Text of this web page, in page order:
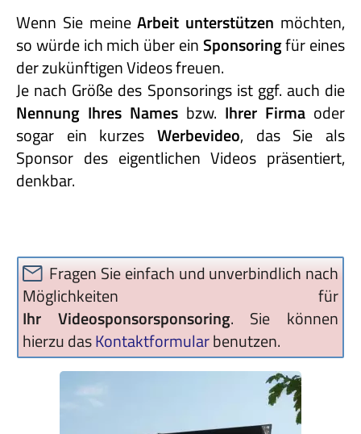
Wenn Sie meineArbeit unterstützen möchten,
so würde ich mich über einSponsoringfür eines
der zukünftigen Videos freuen.
Je nach Größe des Sponsorings ist ggf. auch die
Nennung Ihres Names bzw. Ihrer Firma oder
sogar ein kurzes Werbevideo, das Sie als
Sponsor des eigentlichen Videos präsentiert,
denkbar.
Fragen Sie einfach und unverbindlich nach
Möglichkeiten für
Ihr Videosponsorsponsoring. Sie können
hierzu dasKontaktformularbenutzen.